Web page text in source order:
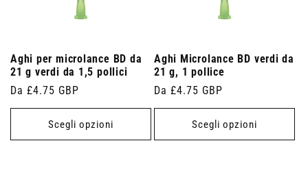
Aghi per microlance BD da
21 g verdi da 1,5 pollici
Prezzo
di
Da £4.75 GBP
Scegli opzioni
Aghi Microlance BD verdi da
21 g, 1 pollice
Prezzo
di
Da £4.75 GBP
Scegli opzioni